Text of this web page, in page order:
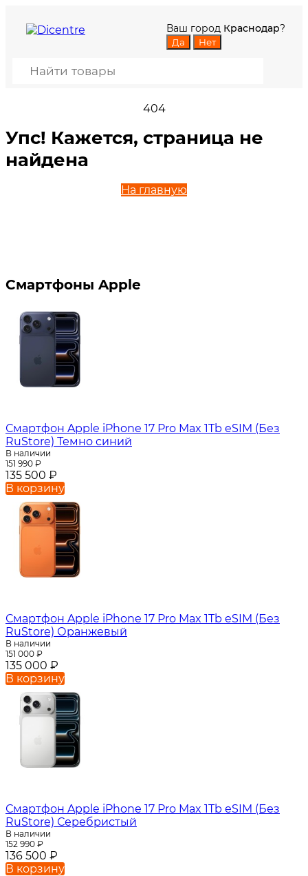
Ваш город Краснодар?
404
Упс! Кажется, страница не
найдена
На главную
Смартфоны Apple
Смартфон Apple iPhone 17 Pro Max 1Tb eSIM (Без
RuStore) Темно синий
В наличии
151 990 ₽
135 500 ₽
В корзину
Смартфон Apple iPhone 17 Pro Max 1Tb eSIM (Без
RuStore) Оранжевый
В наличии
151 000 ₽
135 000 ₽
В корзину
Смартфон Apple iPhone 17 Pro Max 1Tb eSIM (Без
RuStore) Серебристый
В наличии
152 990 ₽
136 500 ₽
В корзину